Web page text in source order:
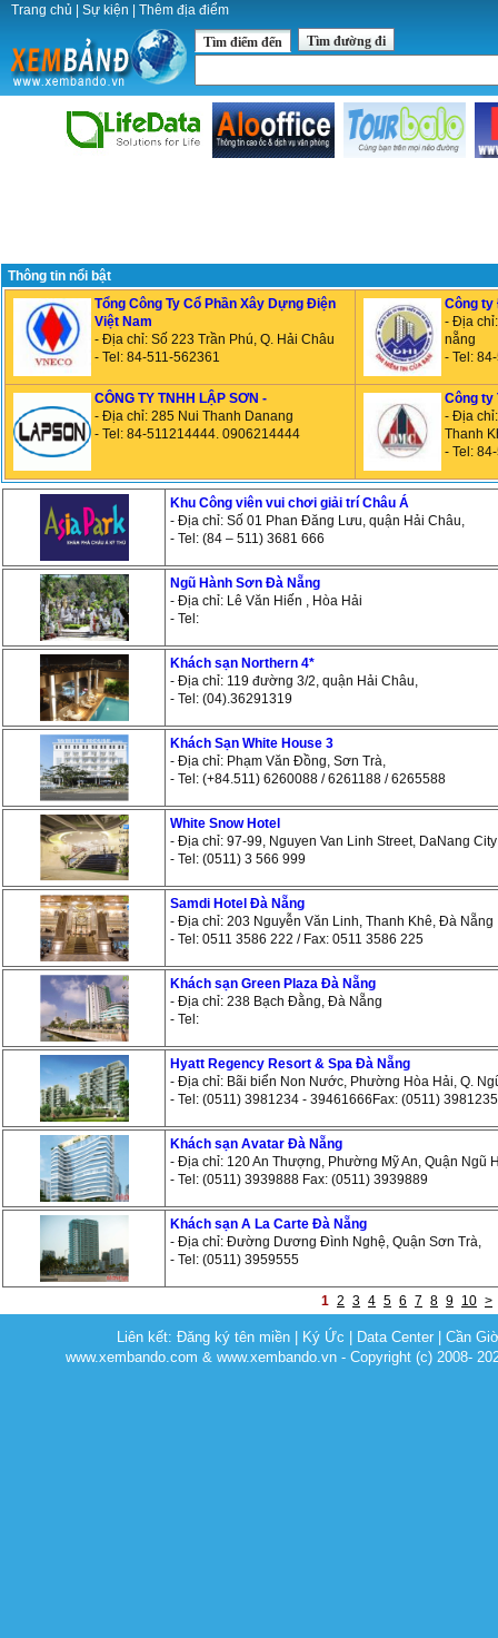
Trang chủ Sự kiện Thêm địa điểm
Tìm điểm đến Tìm đường đi
Thông tin nổi bật
Tổng Công Ty Cổ Phần Xây Dựng Điện
Việt Nam
- Địa chỉ: Số 223 Trần Phú, Q. Hải Châu
- Tel: 84-511-562361
Công ty
- Địa
nẵng
- Tel:
CÔNG TY TNHH LẬP SƠN -
- Địa chỉ: 285 Nui Thanh Danang
- Tel: 84-511214444. 0906214444
Công ty
- Địa
Thanh
- Tel:
Khu Công viên vui chơi giải trí Châu Á
- Địa chỉ: Số 01 Phan Đăng Lưu, quận Hải Châu,
- Tel: (84 – 511) 3681 666
Ngũ Hành Sơn Đà Nẵng
- Địa chỉ: Lê Văn Hiến , Hòa Hải
- Tel:
Khách sạn Northern 4*
- Địa chỉ: 119 đường 3/2, quận Hải Châu,
- Tel: (04).36291319
Khách Sạn White House 3
- Địa chỉ: Phạm Văn Đồng, Sơn Trà,
- Tel: (+84.511) 6260088 / 6261188 / 6265588
White Snow Hotel
- Địa chỉ: 97-99, Nguyen Van Linh Street, DaNang City
- Tel: (0511) 3 566 999
Samdi Hotel Đà Nẵng
- Địa chỉ: 203 Nguyễn Văn Linh, Thanh Khê, Đà Nẵng
- Tel: 0511 3586 222 / Fax: 0511 3586 225
Khách sạn Green Plaza Đà Nẵng
- Địa chỉ: 238 Bạch Đằng, Đà Nẵng
- Tel:
Hyatt Regency Resort & Spa Đà Nẵng
- Địa chỉ: Bãi biển Non Nước, Phường Hòa Hải, Q.
- Tel: (0511) 3981234 - 39461666Fax: (0511) 3981235
Khách sạn Avatar Đà Nẵng
- Địa chỉ: 120 An Thượng, Phường Mỹ An, Quận Ngũ
- Tel: (0511) 3939888 Fax: (0511) 3939889
Khách sạn A La Carte Đà Nẵng
- Địa chỉ: Đường Dương Đình Nghệ, Quận Sơn Trà,
- Tel: (0511) 3959555
1 2 3 4 5 6 7 8 9 10 >
Liên kết:Đăng ký tên miền Ký Ức Data Center |Cần
www.xembando.com & www.xembando.vn - Copyright (c) 2008-